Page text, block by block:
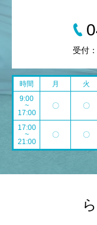
受付
時間 月 火
9:00
~
17:00
〇 〇
17:00
~
21:00
〇 〇